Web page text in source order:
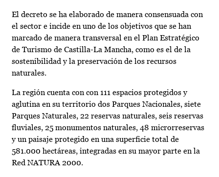
El decreto se ha elaborado de manera consensuada con
el sector e incide en uno de los objetivos que se han
marcado de manera transversal en el Plan Estratégico
de Turismo de Castilla-La Mancha, como es el de la
sostenibilidad y la preservación de los recursos
naturales.
La región cuenta con con 111 espacios protegidos y
aglutina en su territorio dos Parques Nacionales, siete
Parques Naturales, 22 reservas naturales, seis reservas
fluviales, 25 monumentos naturales, 48 microrreservas
y un paisaje protegido en una superficie total de
581.000 hectáreas, integradas en su mayor parte en la
Red NATURA 2000.